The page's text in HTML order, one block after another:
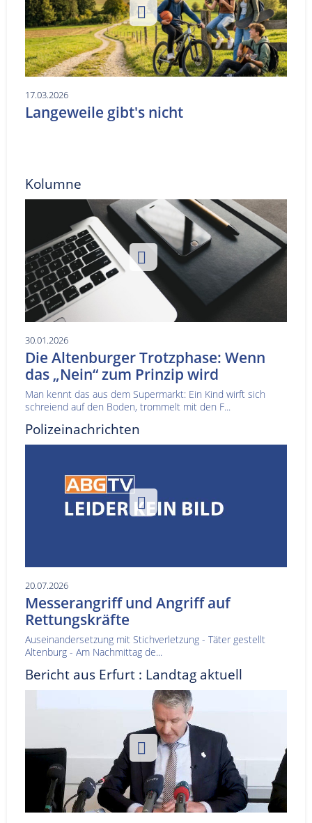
17.03.2026
Langeweile gibt's nicht
Kolumne
30.01.2026
Die Altenburger Trotzphase: Wenn
das „Nein“ zum Prinzip wird
Man kennt das aus dem Supermarkt: Ein Kind wirft sich
schreiend auf den Boden, trommelt mit den F...
Polizeinachrichten
20.07.2026
Messerangriff und Angriff auf
Rettungskräfte
Auseinandersetzung mit Stichverletzung - Täter gestellt
Altenburg - Am Nachmittag de...
Bericht aus Erfurt : Landtag aktuell